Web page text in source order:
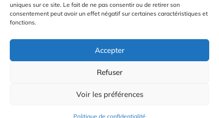
uniques sur ce site. Le fait de ne pas consentir ou de retirer son
consentement peut avoir un effet négatif sur certaines caractéristiques et
fonctions.
Accepter
Refuser
Voir les préférences
Politique de confidentialité
© 2026 Radio Calade